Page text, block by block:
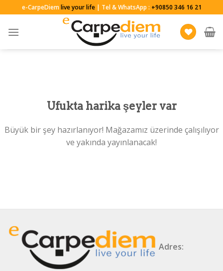
to
content
e-CarpeDiemlive your life| Tel & WhatsApp : +90850 346 16 21
Ufukta harika şeyler var
Büyük bir şey hazırlanıyor! Mağazamız üzerinde çalışılıyor
ve yakında yayınlanacak!
Adres: